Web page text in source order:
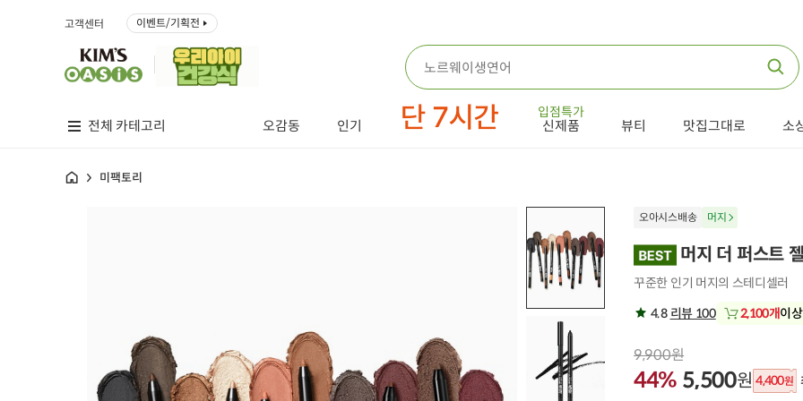
고객센터 이벤트/기획전
전체 카테고리 오감동 인기
입점특가
신제품 뷰티 맛집그대로 소
홈 미팩토리
오아시스배송 머지
머지 더 퍼스트
꾸준한 인기 머지의 스테디셀러
4.8 리뷰 100 2,100개이
9,900원
44% 5,500원 4,400원